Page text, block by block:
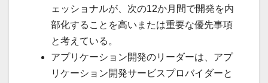
ェッショナルが、次の12か月間で開発を内
部化することを高いまたは重要な優先事項
と考えている。
アプリケーション開発のリーダーは、アプ
リケーション開発サービスプロバイダーと